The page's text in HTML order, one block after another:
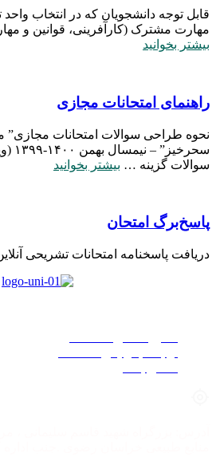
قابل توجه دانشجویان که در انتخاب
مهارت مشترک (کارآفرینی، قوانین و
بیشتر بخوانید
راهنمای امتحانات مجازی
نحوه طراحی سوالات امتحانات مجازی”
سوالات گزینه … بیشتر بخوانید
پاسخ‌برگ امتحان
دریافت پاسخنامه امتحانات تشریحی